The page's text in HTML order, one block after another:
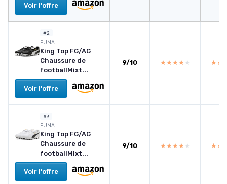
Voir l'offre
#2
PUMA
King Top FG/AG
Chaussure de
footballMixt...
Voir l'offre
9/10 ★★★★★
★★★★★
#3
PUMA
King Top FG/AG
Chaussure de
footballMixt...
Voir l'offre
9/10 ★★★★★
★★★★★